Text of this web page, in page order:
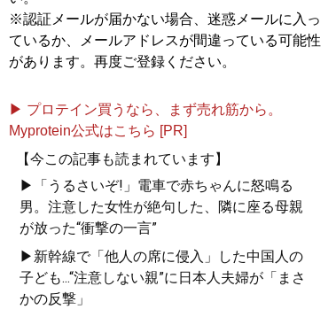
※認証メールが届かない場合、迷惑メールに入っ
ているか、メールアドレスが間違っている可能性
があります。再度ご登録ください。
▶ プロテイン買うなら、まず売れ筋から。
Myprotein公式はこちら [PR]
【今この記事も読まれています】
▶「うるさいぞ!」電車で赤ちゃんに怒鳴る
男。注意した女性が絶句した、隣に座る母親
が放った“衝撃の一言”
▶新幹線で「他人の席に侵入」した中国人の
子ども...“注意しない親”に日本人夫婦が「まさ
かの反撃」